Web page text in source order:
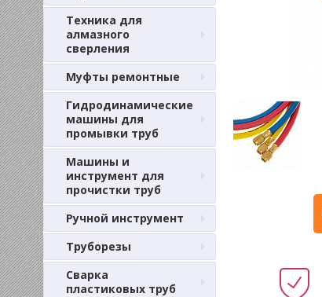
Техника для
алмазного
сверления
Муфты ремонтные
Гидродинамические
машины для
промывки труб
Машины и
инструмент для
прочистки труб
Ручной инструмент
Труборезы
Сварка
пластиковых труб